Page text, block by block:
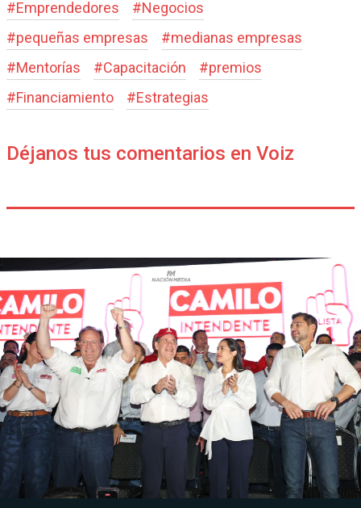
#Emprendedores #Negocios
#pequeñas empresas #medianas empresas
#Mentorías #Capacitación #premios
#Financiamiento #Estrategias
Déjanos tus comentarios en Voiz